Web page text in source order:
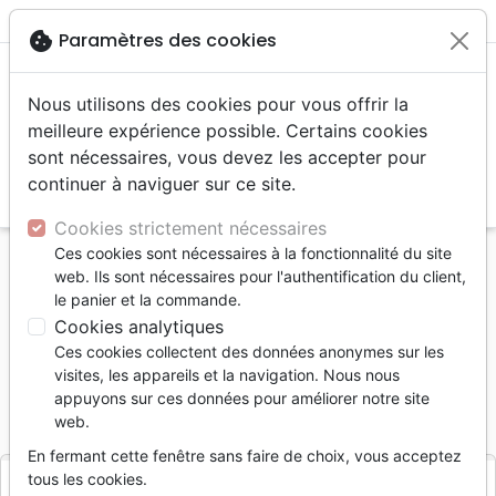
menu
Accueil Divers
Objets cadeaux
Autocollant ICHTUS bleu
Autocollant ICHTUS bleu
ULJO
RéférenceULJ71733 EAN3700318980243
Editeur Uljo
cookie Paramètres des cookies
Nous utilisons des cookies pour vous offrir la
meilleure expérience possible. Certains cookies
sont nécessaires, vous devez les accepter pour
continuer à naviguer sur ce site.
Cookies strictement nécessaires
Ces cookies sont nécessaires à la fonctionnalité du site
web. Ils sont nécessaires pour l'authentification du client,
le panier et la commande.
Cookies analytiques
Ces cookies collectent des données anonymes sur les
visites, les appareils et la navigation. Nous nous
appuyons sur ces données pour améliorer notre site
web.
En fermant cette fenêtre sans faire de choix, vous acceptez
tous les cookies.